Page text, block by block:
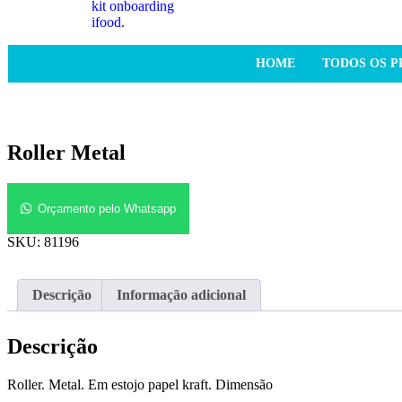
HOME TODOS OS
Roller Metal
Orçamento pelo Whatsapp
SKU: 81196
Descrição Informação adicional
Descrição
Roller. Metal. Em estojo papel kraft. Dimensão